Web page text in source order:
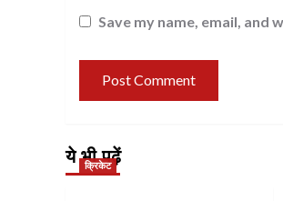
Save my name, email,
ये भी पढ़ें
क्रिकेट